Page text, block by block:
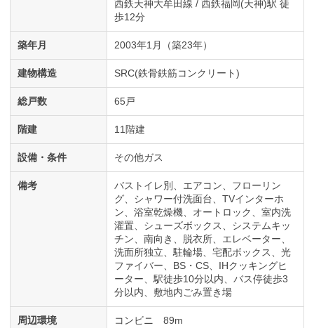
西鉄天神大牟田線 / 西鉄福岡(天神)駅 徒
歩12分
築年月 2003年1月（築23年）
建物構造 SRC(鉄骨鉄筋コンクリート)
総戸数 65戸
階建 11階建
設備・条件 その他ガス
備考
バストイレ別、エアコン、フローリン
グ、シャワー付洗面台、TVインターホ
ン、浴室乾燥機、オートロック、室内洗
濯置、シューズボックス、システムキッ
チン、南向き、脱衣所、エレベーター、
洗面所独立、駐輪場、宅配ボックス、光
ファイバー、BS・CS、IHクッキングヒ
ーター、駅徒歩10分以内、バス停徒歩3
分以内、敷地内ごみ置き場
周辺環境
コンビニ 89m